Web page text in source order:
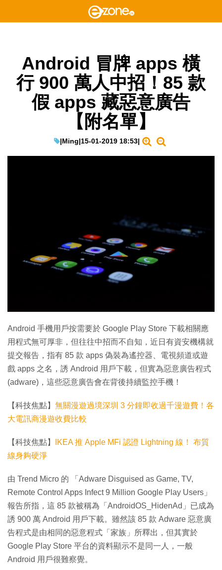
Android 冒牌 apps 橫
行 900 萬人中招！85 款
假 apps 藏惡意廣告
【附名單】
|Ming|15-01-2019 18:53|
Android 手機用戶按需要於 Google Play Store 下載相關應
用程式無可厚非，但往往中招而不自知，近日有資安機構就
提交報告，指有 85 款 apps 偽裝為遙控器、電視頻道或遊
戲 apps 之名，誘 Android 用戶下載，但實為惡意廣告程式
(adware)，這些惡意廣告會在背後持續監控手機！
【科技焦點】 無關漫遊過境深圳 3 分鐘即收過千漫遊費！各
大電訊商漫遊收費比較
【科技焦點】
IKEA 推 Apple MFi 認證 Lightning 線！ 布質
線身夠硬淨
由 Trend Micro 的 「Adware Disguised as Game, TV,
Remote Control Apps Infect 9 Million Google Play Users」
報告所指，這 85 款被稱為「AndroidOS_HidenAd」已成為
誘 900 萬 Android 用戶下載。雖然該 85 款 Adware 惡意廣
告程式是由相同的惡意程式「家族」所釋出，但其實於
Google Play Store 平台的資料顯示不是同一人，一般
Android 用戶很難察覺。